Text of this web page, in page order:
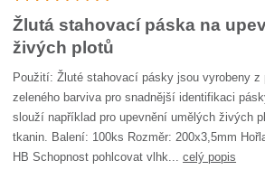
Žlutá stahovací páska na
živých plotů
Použití: Žluté stahovací pásky jsou vyrobeny
zeleného barviva pro snadnější identifikaci
slouží například pro upevnění umělých živých
tkanin. Balení: 100ks Rozměr: 200x3,5mm
HB Schopnost pohlcovat vlhk...celý popis